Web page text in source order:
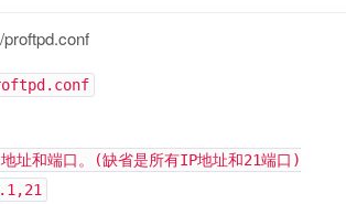
址和端口。(缺省是所有IP地址和21端口)